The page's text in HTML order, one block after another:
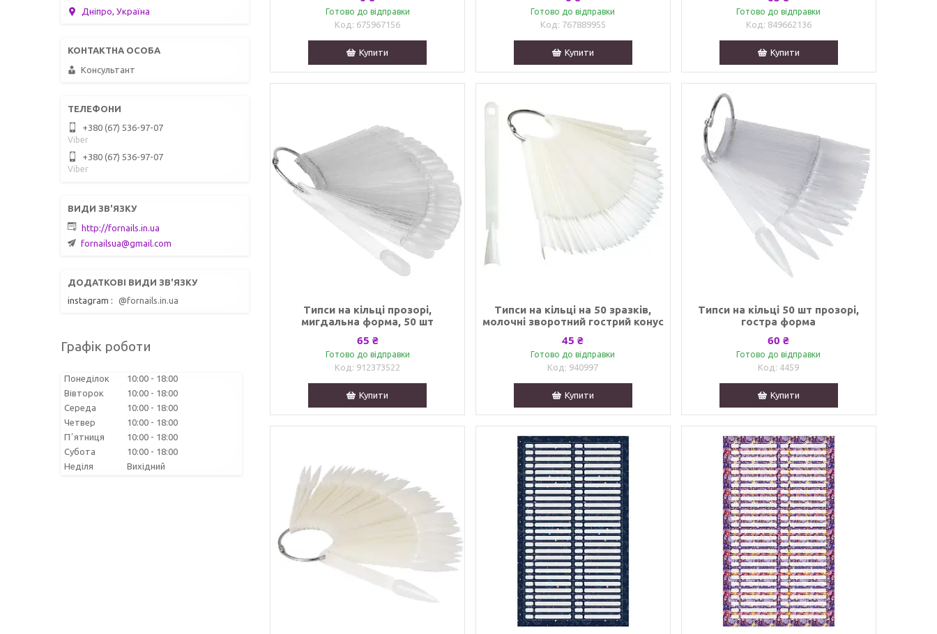
Готово до відправки
675967156
Купити
Готово до відправки
767889955
Купити
Готово до відправки
849662136
Купити
Типси на кільці прозорі,
мигдальна форма, 50 шт
65 ₴
Готово до відправки
912373522
Купити
Типси на кільці на 50 зразків,
молочні зворотний гострий конус
45 ₴
Готово до відправки
940997
Купити
Типси на кільці 50 шт прозорі,
гостра форма
60 ₴
Готово до відправки
4459
Купити
Дніпро, Україна
Консультант
+380 (67) 536-97-07
Viber
+380 (67) 536-97-07
Viber
http://fornails.in.ua
fornailsua@gmail.com
instagram @fornails.in.ua
Графік роботи
Понеділок 10:00
18:00
Вівторок
10:00
18:00
Середа
10:00
18:00
Четвер
10:00
18:00
Пʼятниця
10:00
18:00
Субота
10:00
18:00
Неділя
Вихідний